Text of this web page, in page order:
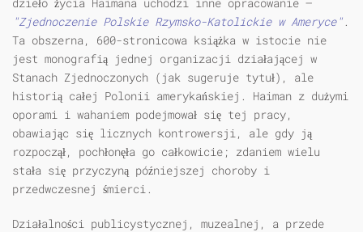
"Zjednoczenie Polskie Rzymsko-Katolickie w Ameryce" .
Ta obszerna, 600-stronicowa książka w istocie nie
jest monografią jednej organizacji działającej w
Stanach Zjednoczonych (jak sugeruje tytuł), ale
historią całej Polonii amerykańskiej. Haiman z dużymi
oporami i wahaniem podejmował się tej pracy,
obawiając się licznych kontrowersji, ale gdy ją
rozpoczął, pochłonęła go całkowicie; zdaniem wielu
stała się przyczyną późniejszej choroby i
przedwczesnej śmierci.
Działalności publicystycznej, muzealnej, a przede